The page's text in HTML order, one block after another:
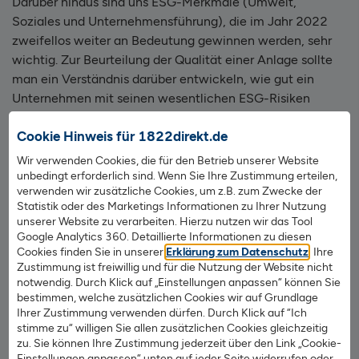
Cookie Hinweis für 1822direkt.de
Wir verwenden Cookies, die für den Betrieb unserer Website
unbedingt erforderlich sind. Wenn Sie Ihre Zustimmung erteilen,
verwenden wir zusätzliche Cookies, um z.B. zum Zwecke der
Statistik oder des Marketings Informationen zu Ihrer Nutzung
unserer Website zu verarbeiten. Hierzu nutzen wir das Tool
Google Analytics 360. Detaillierte Informationen zu diesen
Cookies finden Sie in unserer Erklärung zum Datenschutz . Ihre
Zustimmung ist freiwillig und für die Nutzung der Website nicht
notwendig. Durch Klick auf „Einstellungen anpassen“ können Sie
bestimmen, welche zusätzlichen Cookies wir auf Grundlage
Ihrer Zustimmung verwenden dürfen. Durch Klick auf “Ich
stimme zu“ willigen Sie allen zusätzlichen Cookies gleichzeitig
zu. Sie können Ihre Zustimmung jederzeit über den Link „Cookie-
Soziales und Unternehmensführung), die im Jahr 2022
zweifellos weiter an Bedeutung gewinnen werden, sehr
wichtig. Zur Beurteilung der Qualität einer Anlage sollte
man ein Verständnis darüber entwickeln, wie gut ein
Unternehmen mit seinen wesentlichen ESG-Risiken
ab, herauszufinden, in welchem Maße Faktoren wie die
Regulierung, die physische Gefährdung von
Vermögenswerten, die Marke, die Reputation und die
Betriebskosten den Unternehmenserfolg beeinflussen und
wie gut solche Faktoren gesteuert werden. Wir setzen auf
einen Best-in-Class-Ansatz und beurteilen die
Unternehmen im Vergleich zu Wettbewerbern.
Generell sind wir der Meinung, dass die Schwellenländer
langfristig den Übergang von einem in erster Linie
exportgestützten zu einem von einer lebhaften
Binnennachfrage getragenen Wachstum vollziehen